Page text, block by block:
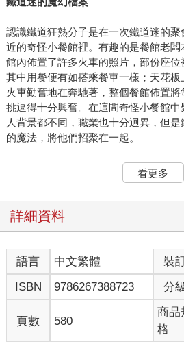
認識鐵道狂熱分子是在一次鐵道迷的
近的奇怪小餐館裡。有趣的是餐館老
館內佈置了許多火車的照片，部份座
其中用餐便有如搭乘餐車一樣；天花
火車勤奮地在奔馳著，整個餐館佈置
挑逗得十分興奮。在這間奇怪小餐館
人背景都不同，職業也十分迥異，但
的魔法，將他們招聚在一起。
Z君是位白皙娃娃臉的圖書館員，平日
圖書館建築物內，低調地處理著學校的
般地投入鐵道活動中。Z君娶了日本太
在岳父、岳母家待一夜，第二天便啟程
旅行。看著他密密麻麻的鐵道旅行計
太是不是太縱容他了？
C君則是年輕的鐵道迷，微胖的身軀使
在鐵道迷中是個很受歡迎的人物。C君
看更多
詳細資料
語言 中文繁體
裝
ISBN
9786267388723 分
頁數 580
商品
格